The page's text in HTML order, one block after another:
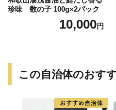
珍味 数の子 100g×2パック
10,000円
この自治体のおす